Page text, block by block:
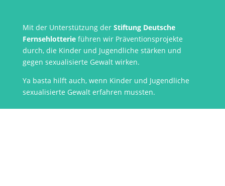
Mit der Unterstützung der Stiftung Deutsche
Fernsehlotterieführen wir Präventionsprojekte
durch, die Kinder und Jugendliche stärken und
gegen sexualisierte Gewalt wirken.
Ya basta hilft auch, wenn Kinder und Jugendliche
sexualisierte Gewalt erfahren mussten.